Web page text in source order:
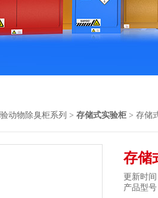
动物除臭柜系列 > 存储式实验柜 > 存储
存储
更新时
产品型